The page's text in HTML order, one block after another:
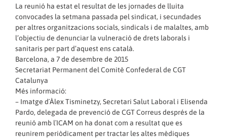
La reunió ha estat el resultat de les jornades de lluita
convocades la setmana passada pel sindicat, i secundades
per altres organitzacions socials, sindicals i de malaltes, amb
l’objectiu de denunciar la vulneració de drets laborals i
sanitaris per part d’aquest ens català.
Barcelona, a 7 de desembre de 2015
Secretariat Permanent del Comitè Confederal de CGT
Catalunya
Més informació:
– Imatge d´Àlex Tisminetzy, Secretari Salut Laboral i Elisenda
Pardo, delegada de prevenció de CGT Correus després de la
reunió amb l´ICAM on ha donat com a resultat que es
reunirem periòdicament per tractar les altes mèdiques